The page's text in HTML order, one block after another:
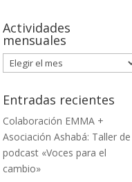
Actividades
mensuales
Actividades
mensuales
Entradas recientes
Colaboración EMMA +
Asociación Ashabá: Taller de
podcast «Voces para el
cambio»